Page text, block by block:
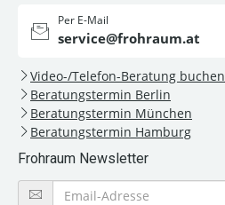
Per E-Mail
service@frohraum.at
Video-/Telefon-Beratung buchen
Beratungstermin Berlin
Beratungstermin München
Beratungstermin Hamburg
Frohraum Newsletter